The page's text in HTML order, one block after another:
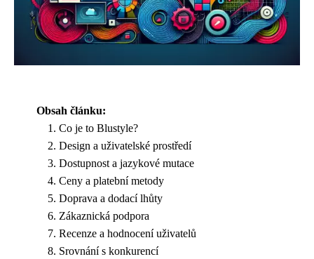
Obsah článku:
Co je to Blustyle?
Design a uživatelské prostředí
Dostupnost a jazykové mutace
Ceny a platební metody
Doprava a dodací lhůty
Zákaznická podpora
Recenze a hodnocení uživatelů
Srovnání s konkurencí